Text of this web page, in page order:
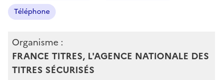
Téléphone
Organisme :
FRANCE TITRES, L'AGENCE NATIONALE DES
TITRES SÉCURISÉS